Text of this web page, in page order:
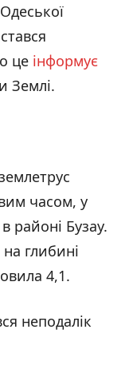
це інформує
Землі.
часом, у
районі Бузау.
глибині
4,1.
неподалік